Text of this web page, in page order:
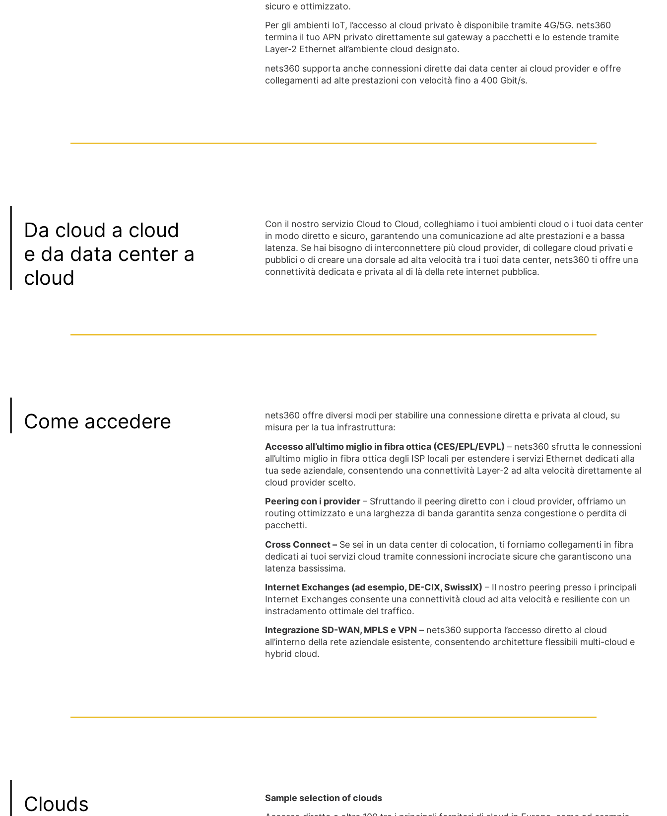
sicuro e ottimizzato.
Per gli ambienti IoT, l’accesso al cloud privato è disponibile tramite 4G/5G. nets360
termina il tuo APN privato direttamente sul gateway a pacchetti e lo estende tramite
Layer-2 Ethernet all’ambiente cloud designato.
nets360 supporta anche connessioni dirette dai data center ai cloud provider e offre
collegamenti ad alte prestazioni con velocità fino a 400 Gbit/s.
Da cloud a cloud
e da data center a
cloud
Con il nostro servizio Cloud to Cloud, colleghiamo i tuoi ambienti cloud o i tuoi data center
in modo diretto e sicuro, garantendo una comunicazione ad alte prestazioni e a bassa
latenza. Se hai bisogno di interconnettere più cloud provider, di collegare cloud privati e
pubblici o di creare una dorsale ad alta velocità tra i tuoi data center, nets360 ti offre una
connettività dedicata e privata al di là della rete internet pubblica.
Come accedere
nets360 offre diversi modi per stabilire una connessione diretta e privata al cloud, su
misura per la tua infrastruttura:
Accesso all’ultimo miglio in fibra ottica (CES/EPL/EVPL) – nets360 sfrutta le connessioni
all’ultimo miglio in fibra ottica degli ISP locali per estendere i servizi Ethernet dedicati alla
tua sede aziendale, consentendo una connettività Layer-2 ad alta velocità direttamente al
cloud provider scelto.
Peering con i provider – Sfruttando il peering diretto con i cloud provider, offriamo un
routing ottimizzato e una larghezza di banda garantita senza congestione o perdita di
pacchetti.
Cross Connect – Se sei in un data center di colocation, ti forniamo collegamenti in fibra
dedicati ai tuoi servizi cloud tramite connessioni incrociate sicure che garantiscono una
latenza bassissima.
Internet Exchanges (ad esempio, DE-CIX, SwissIX) – Il nostro peering presso i principali
Internet Exchanges consente una connettività cloud ad alta velocità e resiliente con un
instradamento ottimale del traffico.
Integrazione SD-WAN, MPLS e VPN – nets360 supporta l’accesso diretto al cloud
all’interno della rete aziendale esistente, consentendo architetture flessibili multi-cloud e
hybrid cloud.
Clouds
Sample selection of clouds